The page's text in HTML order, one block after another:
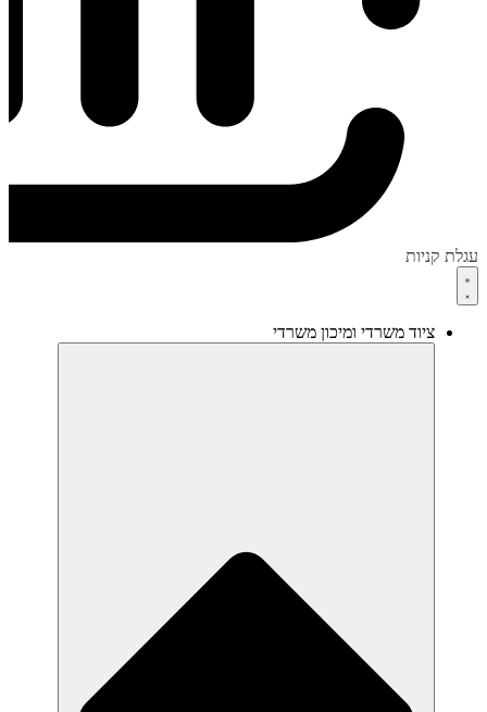
עגלת קניות
ציוד משרדי ומיכון משרדי